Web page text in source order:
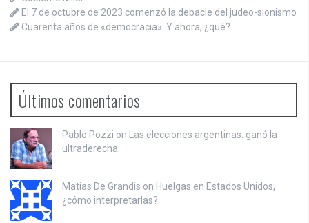
El 7 de octubre de 2023 comenzó la debacle del judeo-sionismo
Cuarenta años de «democracia»: Y ahora, ¿qué?
Últimos comentarios
Pablo Pozzi on
Las elecciones argentinas: ganó la
ultraderecha
Matias De Grandis on Huelgas en Estados Unidos,
¿cómo interpretarlas?